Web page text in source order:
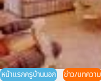
หน้าแรกครูบ้านนอก ข่าว/บทความ